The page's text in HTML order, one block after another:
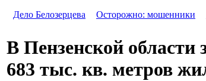
Дело Белозерцева
Осторожно: мошенники
В Пензенской области
683 тыс. кв. метров